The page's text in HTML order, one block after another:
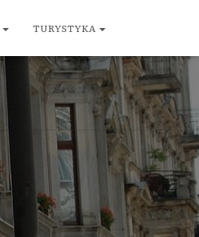
TURYSTYKA